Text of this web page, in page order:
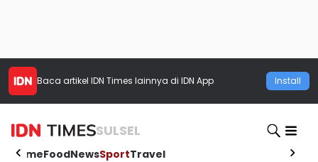
Baca artikel IDN Times lainnya di IDN App Install
SULSEL
HomeFoodNewsSportTravel